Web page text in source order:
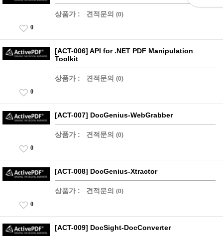
상품가 : 견적문의 (0)
0
[ACT-006] API for .NET PDF Manipulation
Toolkit
상품가 : 견적문의 (0)
0
[ACT-007] DocGenius-WebGrabber
상품가 : 견적문의 (0)
0
[ACT-008] DocGenius-Xtractor
상품가 : 견적문의 (0)
0
[ACT-009] DocSight-DocConverter